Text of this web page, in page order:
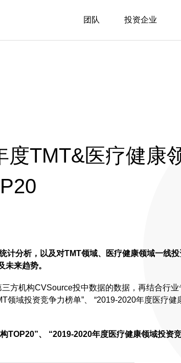
团队 投资企业
度TMT&医疗健康
计分析，以及对TMT领域、医疗健康领域一线投
来趋势。
方机构CVSource投中数据的数据，再结合行业
领域投资竞争力榜单”、 “2019-2020年度医疗健
TOP20”、 “2019-2020年度医疗健康领域投资